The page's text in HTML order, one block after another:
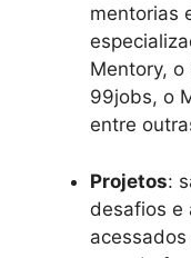
mentorias
Mentory, o
99jobs, o
entre
Projetos:
desafios e